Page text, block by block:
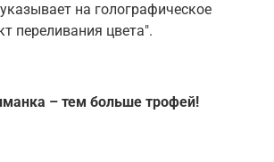
на голографическое
переливания цвета".
– тем больше трофей!